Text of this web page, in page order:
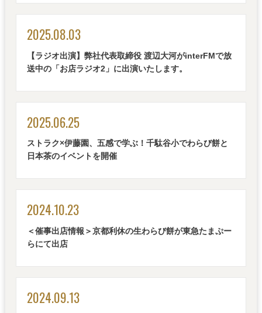
2025.08.03
【ラジオ出演】弊社代表取締役 渡辺大河がinterFMで放
送中の「お店ラジオ2」に出演いたします。
2025.06.25
ストラク×伊藤園、五感で学ぶ！千駄谷小でわらび餅と
日本茶のイベントを開催
2024.10.23
＜催事出店情報＞京都利休の生わらび餅が東急たまぷー
らにて出店
2024.09.13